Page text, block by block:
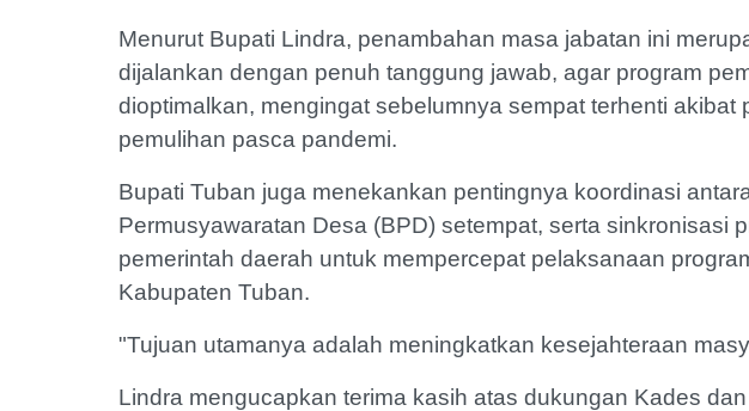
Menurut Bupati Lindra, penambahan masa jabatan ini
dijalankan dengan penuh tanggung jawab, agar program
dioptimalkan, mengingat sebelumnya sempat terhenti akibat
pemulihan pasca pandemi.
Bupati Tuban juga menekankan pentingnya koordinasi
Permusyawaratan Desa (BPD) setempat, serta sinkronisasi
pemerintah daerah untuk mempercepat pelaksanaan
Kabupaten Tuban.
"Tujuan utamanya adalah meningkatkan kesejahteraan
Lindra mengucapkan terima kasih atas dukungan Kades